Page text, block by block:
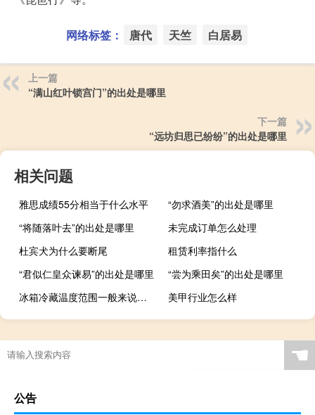
网络标签： 唐代 天竺 白居易
上一篇
“满山红叶锁宫门”的出处是哪里
下一篇
“远坊归思已纷纷”的出处是哪里
相关问题
雅思成绩55分相当于什么水平
“勿求酒美”的出处是哪里
“将随落叶去”的出处是哪里
未完成订单怎么处理
杜宾犬为什么要断尾
租赁利率指什么
“君似仁皇众谏易”的出处是哪里
“尝为乘田矣”的出处是哪里
冰箱冷藏温度范围一般来说是多少
美甲行业怎么样
☚
公告